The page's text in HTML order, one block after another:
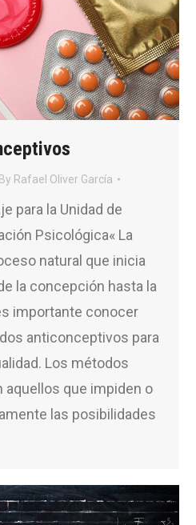
By Rafael Oliver García
para la Unidad de
Psicológica« La
natural que inicia
la concepción hasta la
importante conocer
anticonceptivos para
Los métodos
que impiden o
las posibilidades